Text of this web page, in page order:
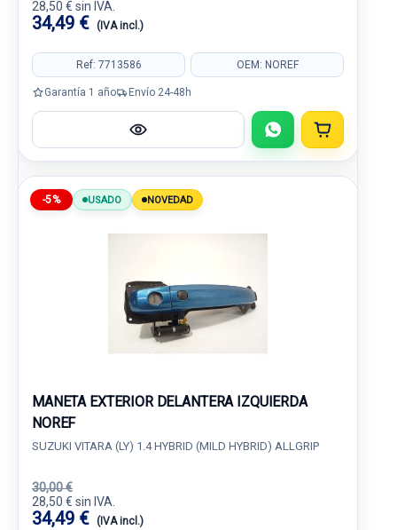
28,50 € sin IVA.
34,49 € (IVA incl.)
Ref: 7713586 OEM: NOREF
Garantía 1 año Envío 24-48h
-5% USADO NOVEDAD
MANETA EXTERIOR DELANTERA IZQUIERDA
NOREF
SUZUKI VITARA (LY) 1.4 HYBRID (MILD HYBRID) ALLGRIP
30,00 €
28,50 € sin IVA.
34,49 € (IVA incl.)